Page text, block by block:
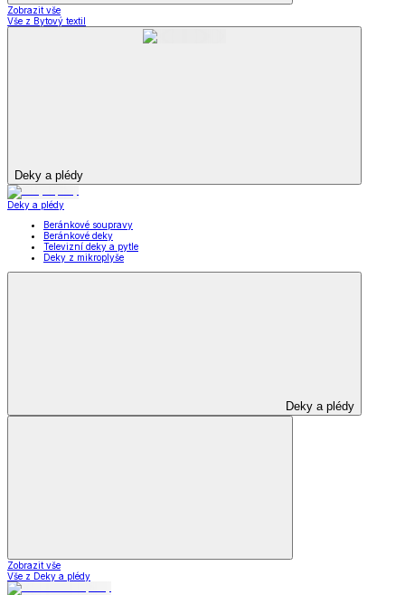
Zobrazit vše
Vše z Bytový textil
Deky a plédy
Deky a plédy
Beránkové soupravy
Beránkové deky
Televizní deky a pytle
Deky z mikroplyše
Deky a plédy
Zobrazit vše
Vše z Deky a plédy